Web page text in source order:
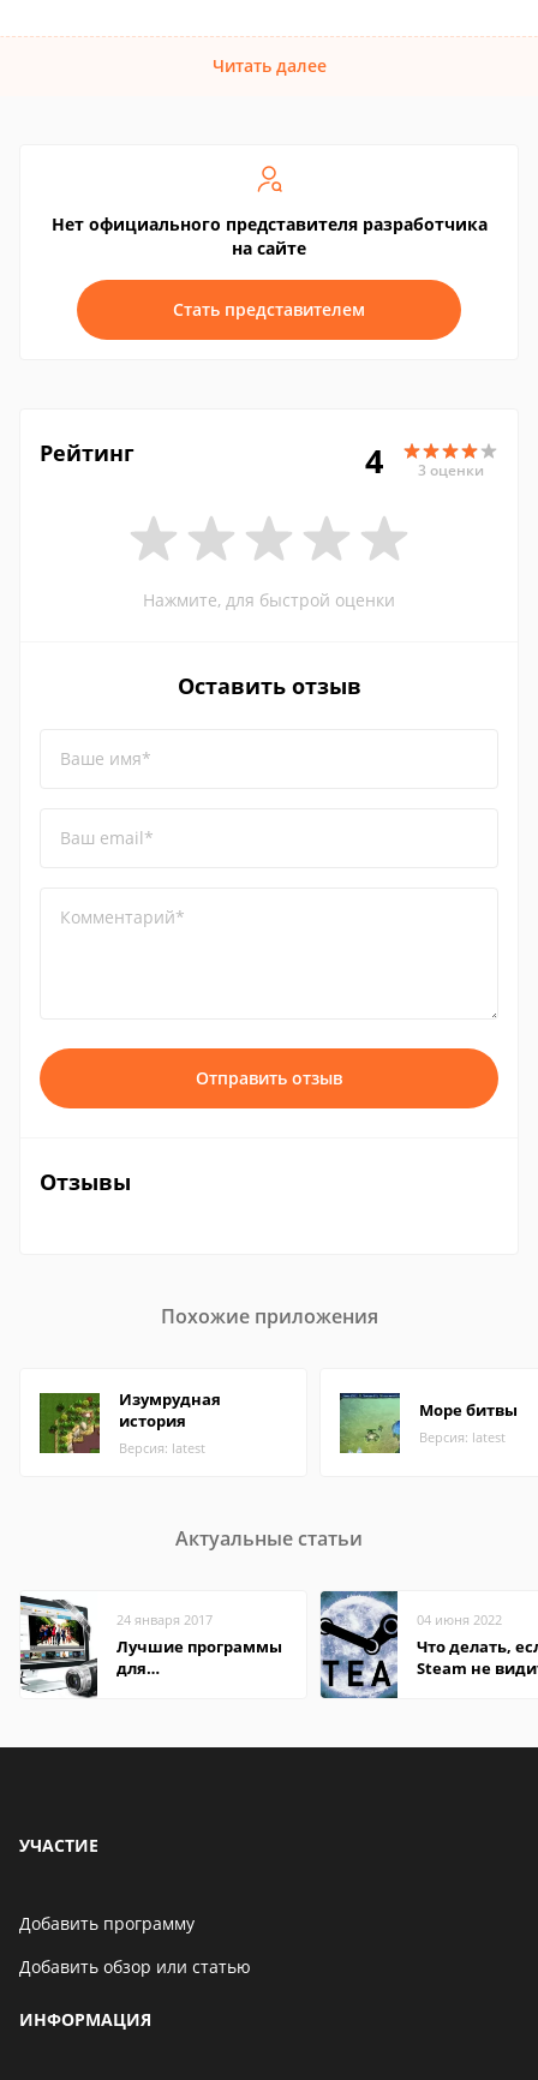
Читать далее
Нет официального представителя разработчика
на сайте
Стать представителем
Рейтинг 4 3 оценки
Нажмите, для быстрой оценки
Оставить отзыв
Ваше имя*
Ваш email*
Комментарий*
Отправить отзыв
Отзывы
Похожие приложения
Изумрудная
история
Версия: latest
Море битвы
Версия: latest
Актуальные статьи
24 января 2017
Лучшие программы
для
04 июня 2022
Что делать,
Steam не
УЧАСТИЕ
Добавить программу
Добавить обзор или статью
ИНФОРМАЦИЯ